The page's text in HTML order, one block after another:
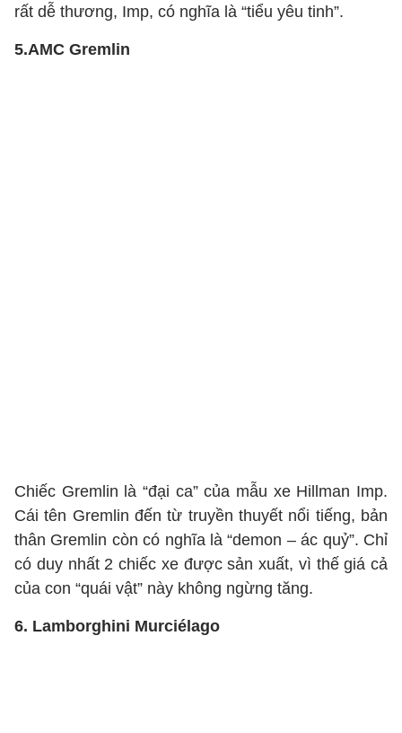
rất dễ thương, Imp, có nghĩa là “tiểu yêu tinh”.
5.AMC Gremlin
Chiếc Gremlin là “đại ca” của mẫu xe Hillman Imp.
Cái tên Gremlin đến từ truyền thuyết nổi tiếng, bản
thân Gremlin còn có nghĩa là “demon – ác quỷ”. Chỉ
có duy nhất 2 chiếc xe được sản xuất, vì thế giá cả
của con “quái vật” này không ngừng tăng.
6. Lamborghini Murciélago